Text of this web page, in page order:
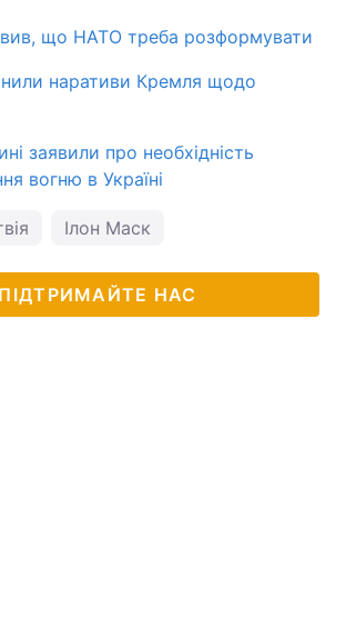
що НАТО треба розформувати
наративи Кремля щодо
заявили про необхідність
вогню в Україні
Ілон Маск
ПІДТРИМАЙТЕ НАС